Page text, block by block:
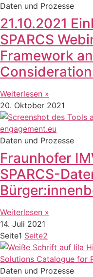
Daten und Prozesse
21.10.2021
SPARCS
Framework
Weiterlesen »
20. Oktober 2021
Daten und Prozesse
Fraunhofer
SPARCS-
Weiterlesen »
14. Juli 2021
Seite1 Seite2
Daten und Prozesse